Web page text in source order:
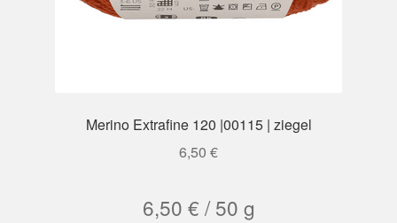
Merino Extrafine 120 |00115 | ziegel
6,50 €
6,50 € /50 g